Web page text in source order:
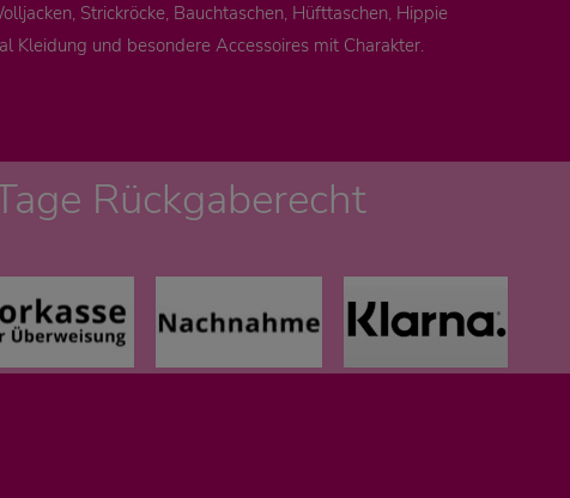
Strickröcke, Bauchtaschen, Hüfttaschen, Hippie
Kleidung und besondere Accessoires mit Charakter.
Rückgaberecht